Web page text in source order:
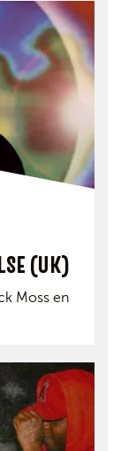
(UK)
Moss en